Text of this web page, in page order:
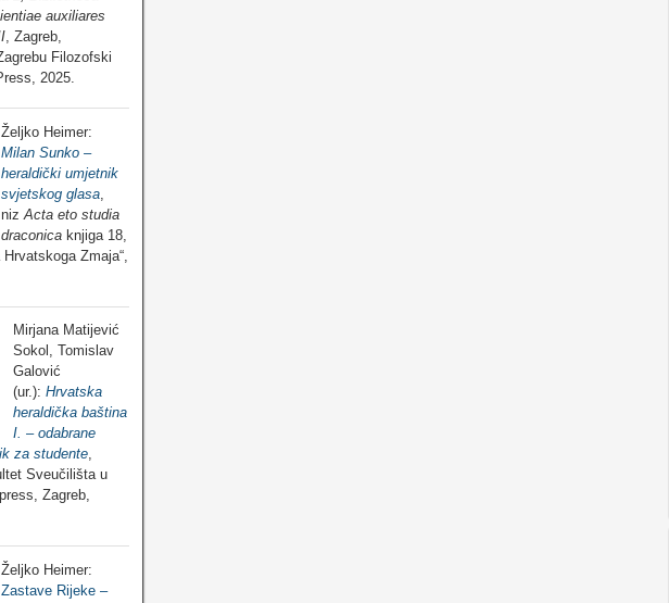
auxiliares
, Zagreb,
Filozofski
2025.
Željko Heimer:
Milan Sunko –
heraldički umjetnik
svjetskog glasa
niz Acta eto studia
draconica knjiga 18,
Zmaja“,
Mirjana Matijević
Sokol, Tomislav
Galović
(ur.): Hrvatska
heraldička baština
I. – odabrane
za studente,
Sveučilišta u
Zagreb,
Željko Heimer:
Zastave Rijeke –